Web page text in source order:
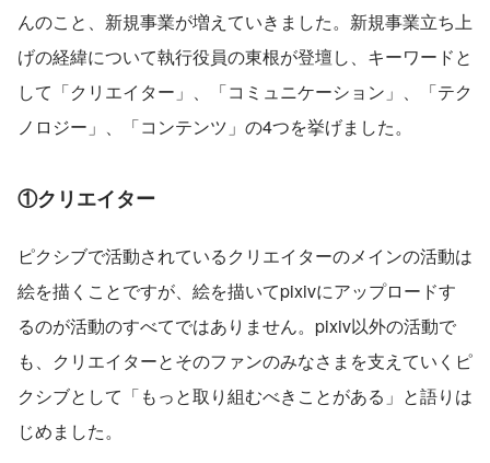
んのこと、新規事業が増えていきました。新規事業立ち上
げの経緯について執行役員の東根が登壇し、キーワードと
して「クリエイター」、「コミュニケーション」、「テク
ノロジー」、「コンテンツ」の4つを挙げました。
①クリエイター
ピクシブで活動されているクリエイターのメインの活動は
絵を描くことですが、絵を描いてpixivにアップロードす
るのが活動のすべてではありません。pixiv以外の活動で
も、クリエイターとそのファンのみなさまを支えていくピ
クシブとして「もっと取り組むべきことがある」と語りは
じめました。